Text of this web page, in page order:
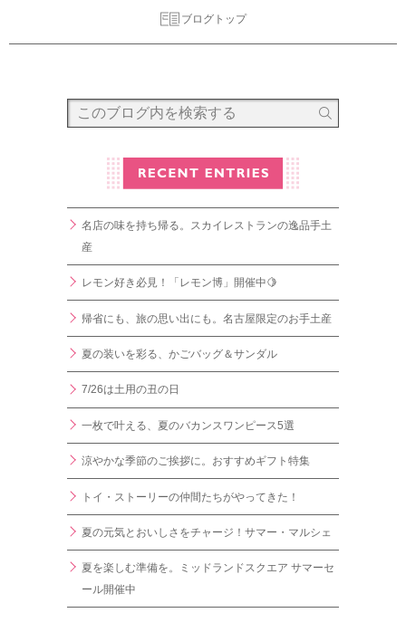
ブログトップ
名店の味を持ち帰る。スカイレストランの逸品手土
産
レモン好き必見！「レモン博」開催中🍋
帰省にも、旅の思い出にも。名古屋限定のお手土産
夏の装いを彩る、かごバッグ＆サンダル
7/26は土用の丑の日
一枚で叶える、夏のバカンスワンピース5選
涼やかな季節のご挨拶に。おすすめギフト特集
トイ・ストーリーの仲間たちがやってきた！
夏の元気とおいしさをチャージ！サマー・マルシェ
夏を楽しむ準備を。ミッドランドスクエア サマーセ
ール開催中